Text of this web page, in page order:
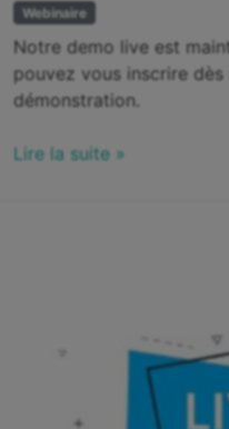
Webinaire
Notre demo live est
pouvez vous inscrire
démonstration.
Lire la suite »